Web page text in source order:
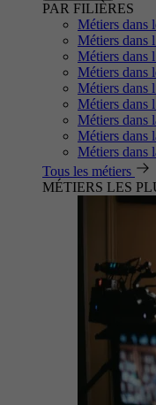
PAR FILIÈRES
Métiers dans
Métiers dans
Métiers dans
Métiers dans
Métiers dans
Métiers dans
Métiers dans
Métiers dans
Métiers dans
Tous les métiers
MÉTIERS LES